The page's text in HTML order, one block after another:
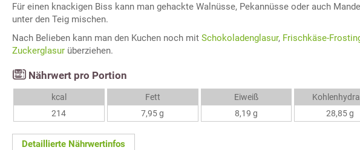
Für einen knackigen Biss kann man gehackte Walnüsse, Pekannüsse oder auch
unter den Teig mischen.
Nach Belieben kann man den Kuchen noch mit Schokoladenglasur, Frischkäse-
Zuckerglasur überziehen.
Nährwert pro Portion
kcal
214
Fett
7,95 g
Eiweiß
8,19 g
28,85 g
Detaillierte Nährwertinfos